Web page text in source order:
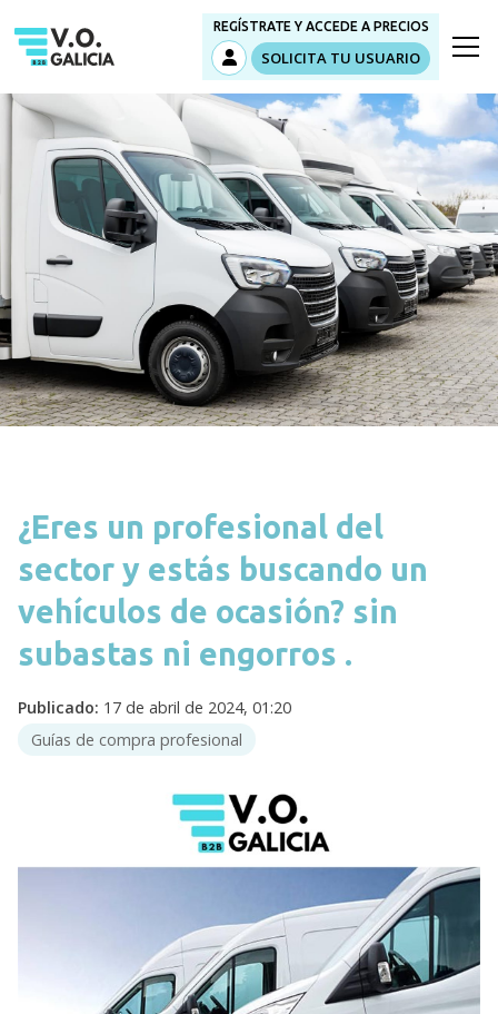
REGÍSTRATE Y ACCEDE A PRECIOS
SOLICITA TU USUARIO
¿Eres un profesional del
sector y estás buscando un
vehículos de ocasión? sin
subastas ni engorros .
Publicado: 17 de abril de 2024, 01:20
Guías de compra profesional